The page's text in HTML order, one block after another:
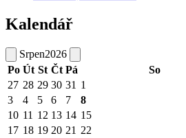
Kalendář
Srpen2026
Po Út St Čt Pá So
27 28 29 30 31 1
3
4 5 6 7 8
10 11 12 13 14 15
17 18 19 20 21 22